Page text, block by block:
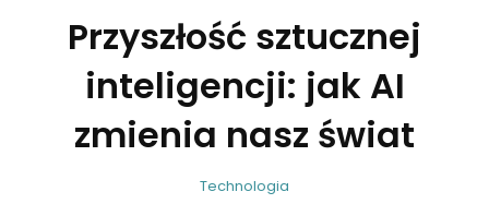
Przyszłość sztucznej
inteligencji: jak AI
zmienia nasz świat
C
TechnologiaBw